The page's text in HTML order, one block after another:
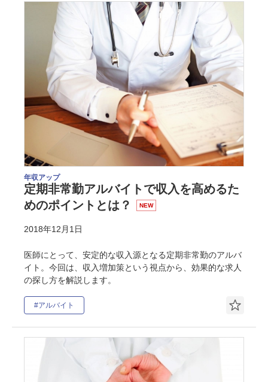
年収アップ
定期非常勤アルバイトで収入を高めるた
めのポイントとは？
NEW
2018年12月1日
医師にとって、安定的な収入源となる定期非常勤のアルバ
イト。今回は、収入増加策という視点から、効果的な求人
の探し方を解説します。
#アルバイト